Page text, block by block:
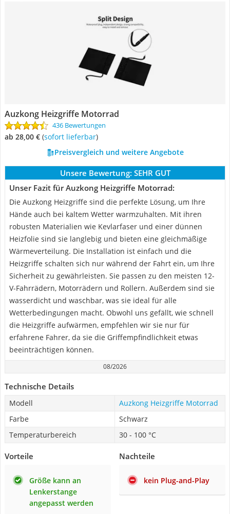
Auzkong Heizgriffe Motorrad
436 Bewertungen
ab 28,00 € ( Sofort lieferbar)
Preisvergleich und weitere Angebote
Unsere Bewertung: SEHR GUT
Unser Fazit für Auzkong Heizgriffe Motorrad:
Die Auzkong Heizgriffe sind die perfekte Lösung, um Ihre
Hände auch bei kaltem Wetter warmzuhalten. Mit ihren
robusten Materialien wie Kevlarfaser und einer dünnen
Heizfolie sind sie langlebig und bieten eine gleichmäßige
Wärmeverteilung. Die Installation ist einfach und die
Heizgriffe schalten sich nur während der Fahrt ein, um Ihre
Sicherheit zu gewährleisten. Sie passen zu den meisten 12-
V-Fahrrädern, Motorrädern und Rollern. Außerdem sind sie
wasserdicht und waschbar, was sie ideal für alle
Wetterbedingungen macht. Obwohl uns gefällt, wie schnell
die Heizgriffe aufwärmen, empfehlen wir sie nur für
erfahrene Fahrer, da sie die Griffempfindlichkeit etwas
beeinträchtigen können.
08/2026
Technische Details
Modell
Auzkong Heizgriffe Motorrad
Farbe
Schwarz
Temperaturbereich
30 - 100 °C
Vorteile
Größe kann an
Lenkerstange
angepasst werden
Nachteile
kein Plug-and-Play